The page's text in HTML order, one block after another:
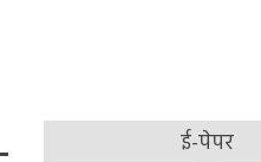
ई-पेपर